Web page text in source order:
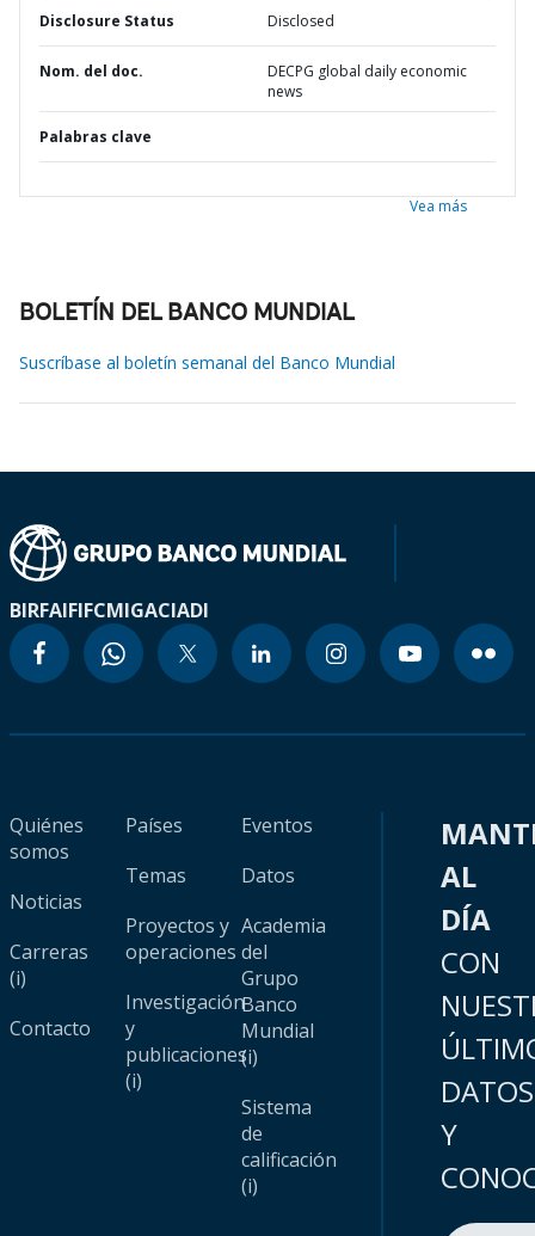
Disclosure Status Disclosed
Nom. del doc.
DECPG global daily economic
news
Palabras clave
Vea más
BOLETÍN DEL BANCO MUNDIAL
Suscríbase al boletín semanal del Banco Mundial
BIRFAIFIFCMIGACIADI
Quiénes
somos
Noticias
Carreras
(i)
Contacto
Países
Temas
Proyectos y
operaciones
Investigación
y
publicaciones
(i)
Eventos
Datos
Academia
del
Grupo
Banco
Mundial
(i)
Sistema
de
calificación
(i)
AL
DÍA
CON
DATOS
Y